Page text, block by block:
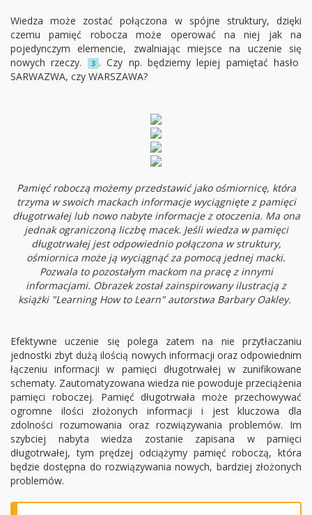
Wiedza może zostać połączona w spójne struktury, dzięki
czemu pamięć robocza może operować na niej jak na
pojedynczym elemencie, zwalniając miejsce na uczenie się
nowych rzeczy.
3 . Czy np. będziemy lepiej pamiętać hasło
SARWAZWA, czy WARSZAWA?
Pamięć roboczą możemy przedstawić jako ośmiornicę, która
trzyma w swoich mackach informacje wyciągnięte z pamięci
długotrwałej lub nowo nabyte informacje z otoczenia. Ma ona
jednak ograniczoną liczbę macek. Jeśli wiedza w pamięci
długotrwałej jest odpowiednio połączona w struktury,
ośmiornica może ją wyciągnąć za pomocą jednej macki.
Pozwala to pozostałym mackom na pracę z innymi
informacjami. Obrazek został zainspirowany ilustracją z
książki "Learning How to Learn" autorstwa Barbary Oakley.
Efektywne uczenie się polega zatem na nie przytłaczaniu
jednostki zbyt dużą ilością nowych informacji oraz odpowiednim
łączeniu informacji w pamięci długotrwałej w zunifikowane
schematy. Zautomatyzowana wiedza nie powoduje przeciążenia
pamięci roboczej. Pamięć długotrwała może przechowywać
ogromne ilości złożonych informacji i jest kluczowa dla
zdolności rozumowania oraz rozwiązywania problemów. Im
szybciej nabyta wiedza zostanie zapisana w pamięci
długotrwałej, tym prędzej odciążymy pamięć roboczą, która
będzie dostępna do rozwiązywania nowych, bardziej złożonych
problemów.